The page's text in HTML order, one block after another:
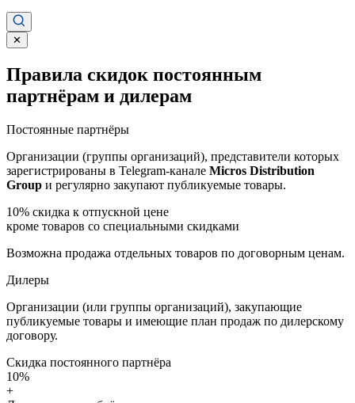
✕
Правила скидок постоянным
партнёрам и дилерам
Постоянные партнёры
Организации (группы организаций), представители которых
зарегистрированы в Telegram-канале Micros Distribution
Group и регулярно закупают публикуемые товары.
10% скидка к отпускной цене
кроме товаров со специальными скидками
Возможна продажа отдельных товаров по договорным ценам.
Дилеры
Организации (или группы организаций), закупающие
публикуемые товары и имеющие план продаж по дилерскому
договору.
Скидка постоянного партнёра
10%
+